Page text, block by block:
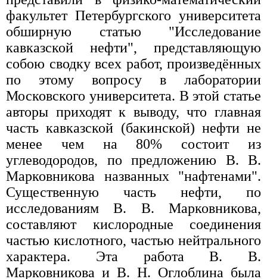
факультет Петербургского университета
обширную статью "Исследование
кавказской нефти", представляющую
собою сводку всех работ, произведённых
по этому вопросу в лаборатории
Московского университета. В этой статье
авторы приходят к выводу, что главная
часть кавказской (бакинской) нефти не
менее чем на 80% состоит из
углеводородов, по предложению В. В.
Марковникова названных "нафтенами".
Существенную часть нефти, по
исследованиям В. В. Марковникова,
составляют кислородные соединения
частью кислотного, частью нейтрального
характера. Эта работа В. В.
Марковникова и В. Н. Оглоблина была